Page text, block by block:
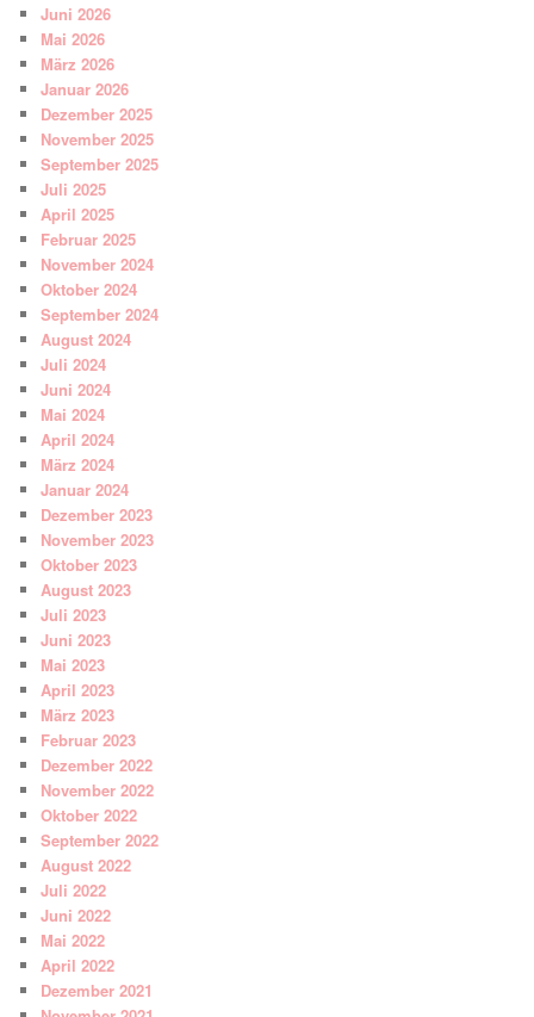
Juni 2026
Mai 2026
März 2026
Januar 2026
Dezember 2025
November 2025
September 2025
Juli 2025
April 2025
Februar 2025
November 2024
Oktober 2024
September 2024
August 2024
Juli 2024
Juni 2024
Mai 2024
April 2024
März 2024
Januar 2024
Dezember 2023
November 2023
Oktober 2023
August 2023
Juli 2023
Juni 2023
Mai 2023
April 2023
März 2023
Februar 2023
Dezember 2022
November 2022
Oktober 2022
September 2022
August 2022
Juli 2022
Juni 2022
Mai 2022
April 2022
Dezember 2021